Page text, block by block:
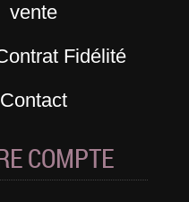
vente
Fidélité
Contact
COMPTE